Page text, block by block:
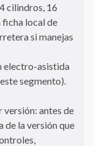
cilindros, 16
ficha local de
si manejas
electro-asistida
segmento).
antes de
de la versión que